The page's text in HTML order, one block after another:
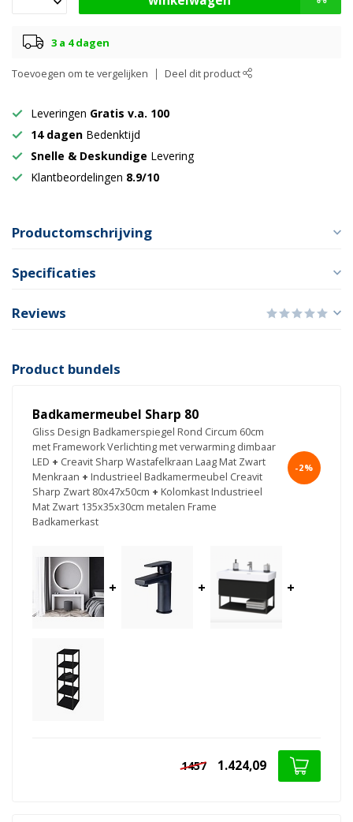
3 a 4 dagen
Toevoegen om te vergelijken Deel dit product
Leveringen Gratis v.a. 100
14 dagen Bedenktijd
Snelle & Deskundige Levering
Klantbeordelingen 8.9/10
Productomschrijving
Specificaties
Reviews
Product bundels
Badkamermeubel Sharp 80
Gliss Design Badkamerspiegel Rond Circum 60cm
met Framework Verlichting met verwarming dimbaar
LED + Creavit Sharp Wastafelkraan Laag Mat Zwart
Menkraan + Industrieel Badkamermeubel Creavit
Sharp Zwart 80x47x50cm + Kolomkast Industrieel
Mat Zwart 135x35x30cm metalen Frame
Badkamerkast
-2%
+ + +
1457 1.424,09